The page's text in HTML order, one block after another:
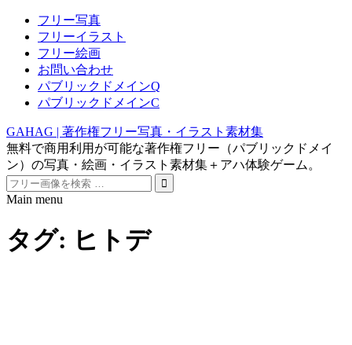
フリー写真
フリーイラスト
フリー絵画
お問い合わせ
パブリックドメインQ
パブリックドメインC
GAHAG | 著作権フリー写真・イラスト素材集
無料で商用利用が可能な著作権フリー（パブリックドメイ
ン）の写真・絵画・イラスト素材集＋アハ体験ゲーム。
Search
for:
Main menu
content
タグ: ヒトデ